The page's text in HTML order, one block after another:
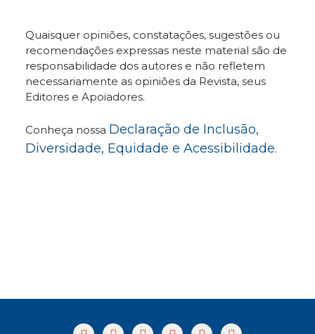
Quaisquer opiniões, constatações, sugestões ou
recomendações expressas neste material são de
responsabilidade dos autores e não refletem
necessariamente as opiniões da Revista, seus
Editores e Apoiadores.
Conheça nossa Declaração de Inclusão,
Diversidade, Equidade e Acessibilidade.